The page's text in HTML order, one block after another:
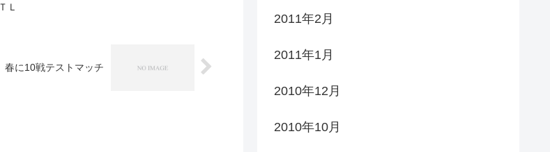
Ｌ
春に10戦テストマッチ
2011年2月
2011年1月
2010年12月
2010年10月